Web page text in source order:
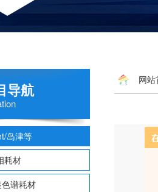
导航
岛津等
耗材
谱耗材
网